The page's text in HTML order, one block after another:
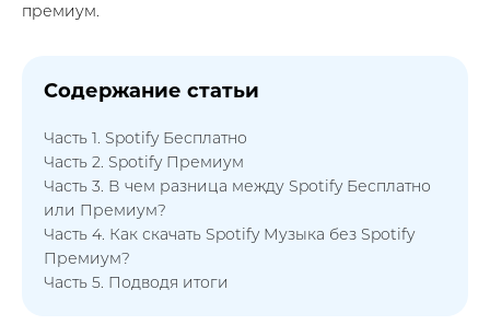
премиум.
Содержание статьи
Часть 1. Spotify Бесплатно
Часть 2. Spotify Премиум
Часть 3. В чем разница между Spotify Бесплатно
или Премиум?
Часть 4. Как скачать Spotify Музыка без Spotify
Премиум?
Часть 5. Подводя итоги